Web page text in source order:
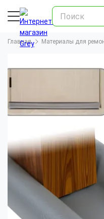
Главная Материалы для